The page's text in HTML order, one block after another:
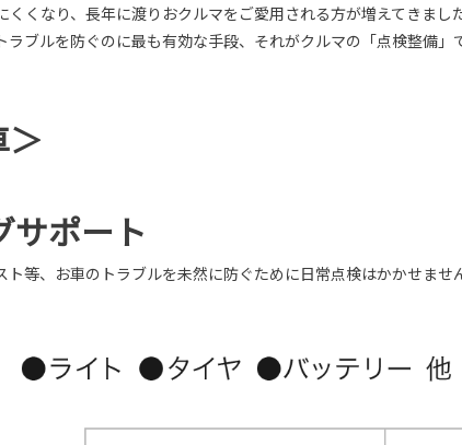
くくなり、長年に渡りおクルマをご愛用される方が増えてきま
ブルを防ぐのに最も有効な手段、それがクルマの「点検整備」
サポート
ト等、お車のトラブルを未然に防ぐために日常点検はかかせま